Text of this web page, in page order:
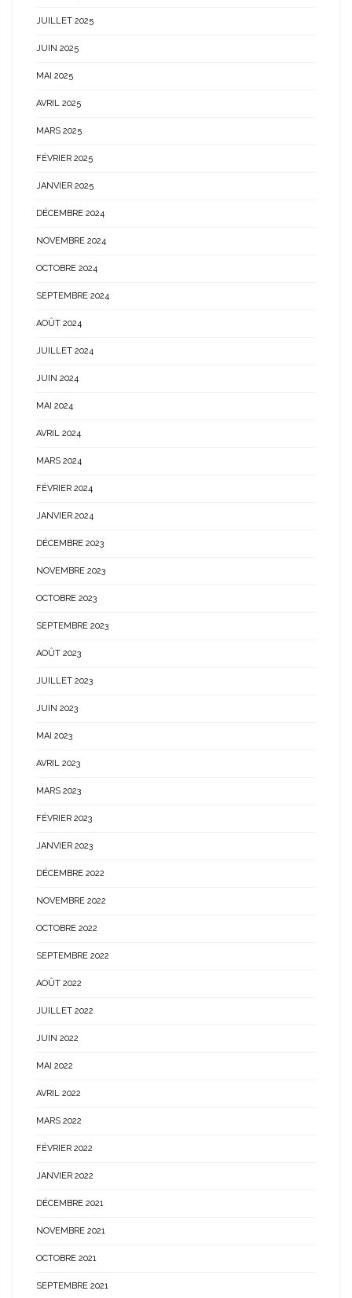
JUILLET 2025
JUIN 2025
MAI 2025
AVRIL 2025
MARS 2025
FÉVRIER 2025
JANVIER 2025
DÉCEMBRE 2024
NOVEMBRE 2024
OCTOBRE 2024
SEPTEMBRE 2024
AOÛT 2024
JUILLET 2024
JUIN 2024
MAI 2024
AVRIL 2024
MARS 2024
FÉVRIER 2024
JANVIER 2024
DÉCEMBRE 2023
NOVEMBRE 2023
OCTOBRE 2023
SEPTEMBRE 2023
AOÛT 2023
JUILLET 2023
JUIN 2023
MAI 2023
AVRIL 2023
MARS 2023
FÉVRIER 2023
JANVIER 2023
DÉCEMBRE 2022
NOVEMBRE 2022
OCTOBRE 2022
SEPTEMBRE 2022
AOÛT 2022
JUILLET 2022
JUIN 2022
MAI 2022
AVRIL 2022
MARS 2022
FÉVRIER 2022
JANVIER 2022
DÉCEMBRE 2021
NOVEMBRE 2021
OCTOBRE 2021
SEPTEMBRE 2021